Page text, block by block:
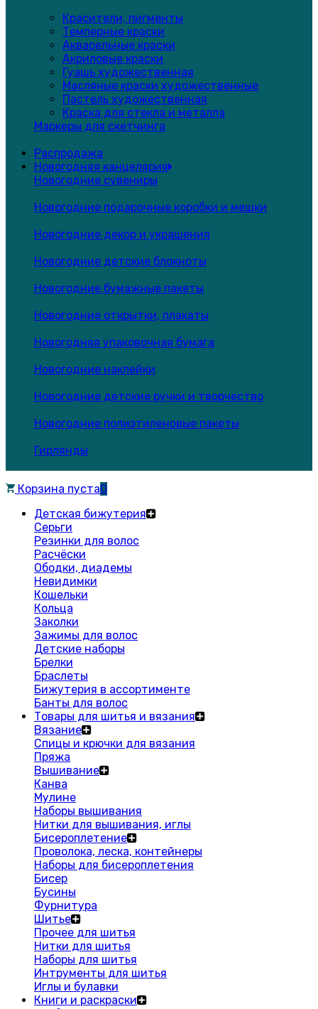
Красители, пигменты
Темперные краски
Акварельные краски
Акриловые краски
Гуашь художественная
Масляные краски художественные
Пастель художественная
Краска для стекла и металла
Маркеры для скетчинга
Распродажа
Новогодняя канцелярия
Новогодние сувениры
Новогодние подарочные коробки и мешки
Новогодние декор и украшения
Новогодние детские блокноты
Новогодние бумажные пакеты
Новогодние открытки, плакаты
Новогодняя упаковочная бумага
Новогодние наклейки
Новогодние детские ручки и творчество
Новогодние полиэтиленовые пакеты
Гирлянды
Корзина пуста0
Детская бижутерия
Серьги
Резинки для волос
Расчёски
Ободки, диадемы
Невидимки
Кошельки
Кольца
Заколки
Зажимы для волос
Детские наборы
Брелки
Браслеты
Бижутерия в ассортименте
Банты для волос
Товары для шитья и вязания
Вязание
Спицы и крючки для вязания
Пряжа
Вышивание
Канва
Мулине
Наборы вышивания
Нитки для вышивания, иглы
Бисероплетение
Проволока, леска, контейнеры
Наборы для бисероплетения
Бисер
Бусины
Фурнитура
Шитье
Прочее для шитья
Нитки для шитья
Наборы для шитья
Интрументы для шитья
Иглы и булавки
Книги и раскраски